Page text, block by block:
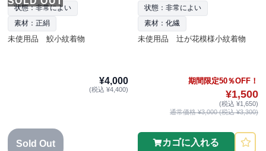
状態：非常によい
素材：正絹
未使用品 鮫小紋着物
¥4,000
(税込 ¥4,400)
Sold Out
状態：非常によい
素材：化繊
未使用品 辻が花模様小紋着物
期間限定50％OFF！
¥1,500
(税込 ¥1,650)
通常価格 ¥3,000 (税込 ¥3,300)
カゴに入れる